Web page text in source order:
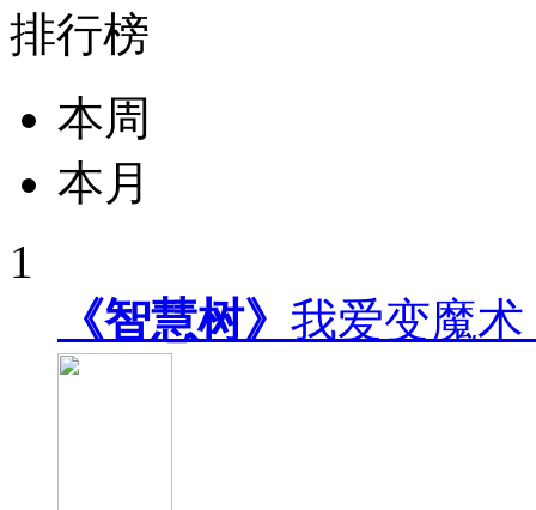
排行榜
本周
本月
1
《智慧树》 我爱变魔